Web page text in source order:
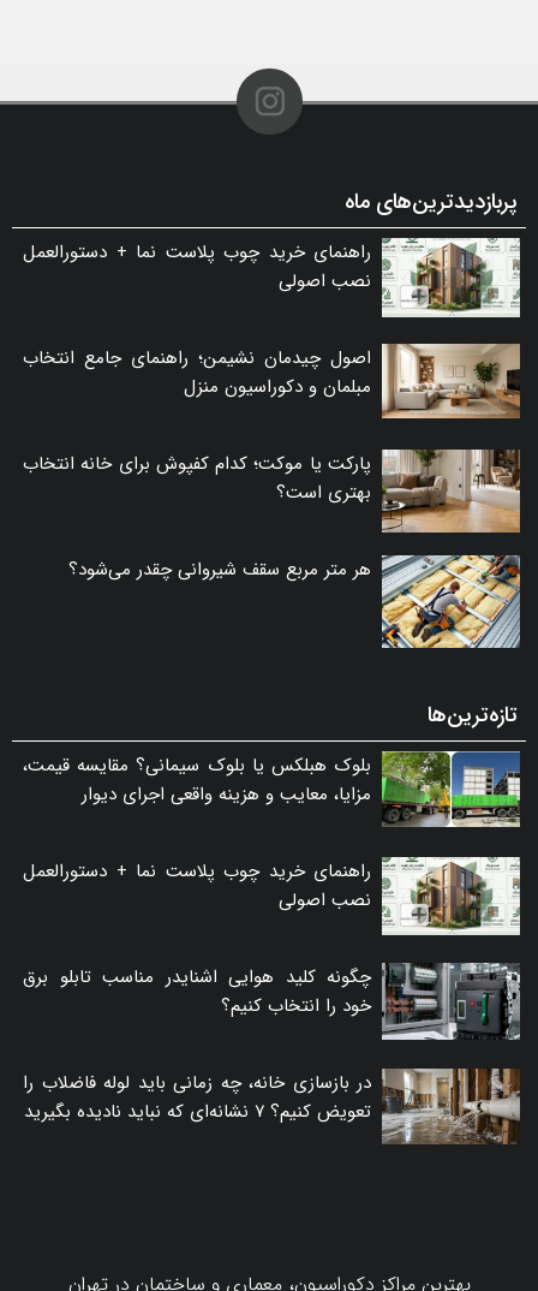
پربازدیدترین‌های ماه
راهنمای خرید چوب پلاست نما + دستورالعمل
نصب اصولی
اصول چیدمان نشیمن؛ راهنمای جامع انتخاب
مبلمان و دکوراسیون منزل
پارکت یا موکت؛ کدام کفپوش برای خانه انتخاب
بهتری است؟
هر متر مربع سقف شیروانی چقدر می‌شود؟
تازه‌ترین‌ها
بلوک هبلکس یا بلوک سیمانی؟ مقایسه قیمت،
مزایا، معایب و هزینه واقعی اجرای دیوار
راهنمای خرید چوب پلاست نما + دستورالعمل
نصب اصولی
چگونه کلید هوایی اشنایدر مناسب تابلو برق
خود را انتخاب کنیم؟
در بازسازی خانه، چه زمانی باید لوله فاضلاب را
تعویض کنیم؟ ۷ نشانه‌ای که نباید نادیده بگیرید
بهترین مراکز دکوراسیون، معماری و ساختمان در تهران